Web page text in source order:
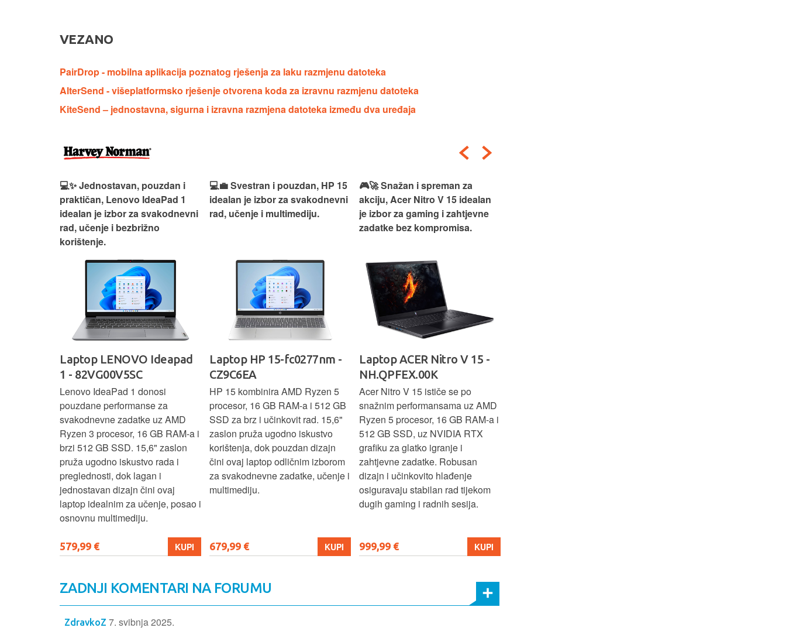
VEZANO
PairDrop - mobilna aplikacija poznatog rješenja za laku razmjenu datoteka
AlterSend - višeplatformsko rješenje otvorena koda za izravnu razmjenu datoteka
KiteSend – jednostavna, sigurna i izravna razmjena datoteka između dva uređaja
💻✨ Jednostavan, pouzdan i
praktičan, Lenovo IdeaPad 1
idealan je izbor za svakodnevni
rad, učenje i bezbrižno
korištenje.
Laptop LENOVO Ideapad
1 - 82VG00V5SC
Lenovo IdeaPad 1 donosi
pouzdane performanse za
svakodnevne zadatke uz AMD
Ryzen 3 procesor, 16 GB RAM-a i
brzi 512 GB SSD. 15,6" zaslon
pruža ugodno iskustvo rada i
preglednosti, dok lagan i
jednostavan dizajn čini ovaj
laptop idealnim za učenje, posao i
osnovnu multimediju.
579,99 € KUPI
💻💼 Svestran i pouzdan, HP 15
idealan je izbor za svakodnevni
rad, učenje i multimediju.
Laptop HP 15-fc0277nm -
CZ9C6EA
HP 15 kombinira AMD Ryzen 5
procesor, 16 GB RAM-a i 512 GB
SSD za brz i učinkovit rad. 15,6"
zaslon pruža ugodno iskustvo
korištenja, dok pouzdan dizajn
čini ovaj laptop odličnim izborom
za svakodnevne zadatke, učenje i
multimediju.
679,99 € KUPI
🎮🚀 Snažan i spreman za
akciju, Acer Nitro V 15 idealan
je izbor za gaming i zahtjevne
zadatke bez kompromisa.
Laptop ACER Nitro V 15 -
NH.QPFEX.00K
Acer Nitro V 15 ističe se po
snažnim performansama uz AMD
Ryzen 5 procesor, 16 GB RAM-a i
512 GB SSD, uz NVIDIA RTX
grafiku za glatko igranje i
zahtjevne zadatke. Robusan
dizajn i učinkovito hlađenje
osiguravaju stabilan rad tijekom
dugih gaming i radnih sesija.
999,99 € KUPI
ZADNJI KOMENTARI NA FORUMU
ZdravkoZ 7. svibnja 2025.